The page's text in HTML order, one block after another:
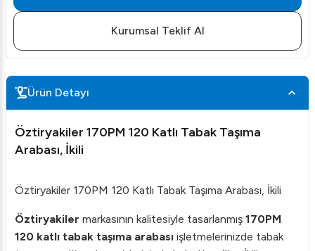
Kurumsal Teklif Al
Ürün Detayı
Öztiryakiler 170PM 120 Katlı Tabak Taşıma
Arabası, İkili
Öztiryakiler 170PM 120 Katlı Tabak Taşıma Arabası, İkili
Öztiryakiler markasının kalitesiyle tasarlanmış 170PM
120 katlı tabak taşıma arabası işletmelerinizde tabak